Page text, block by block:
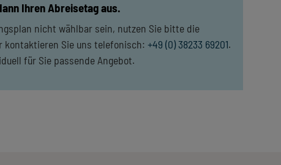
Ihren Abreisetag aus.
nicht wählbar sein, nutzen Sie bitte die
kontaktieren Sie uns telefonisch: +49 (0) 38233 69201.
für Sie passende Angebot.